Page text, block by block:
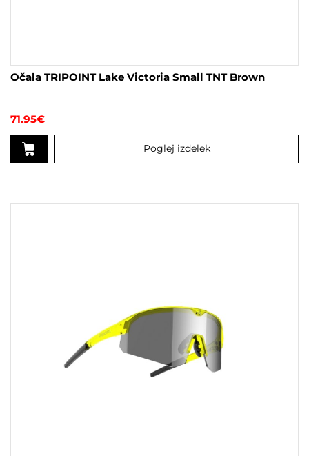
Očala TRIPOINT Lake Victoria Small TNT Brown
71.95€
Poglej izdelek